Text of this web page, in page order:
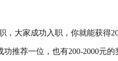
，大家成功入职，你就能获得
推荐一位，也有200-2000元的